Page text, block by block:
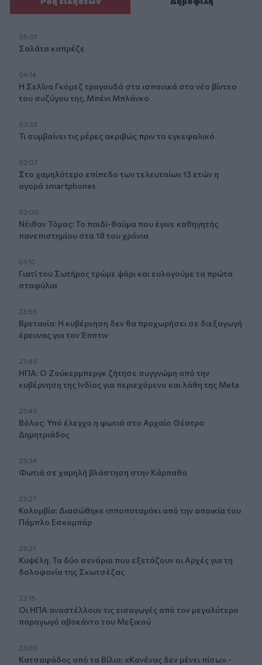
05:37
Σαλάτα καπρέζε
04:14
Η Σελίνα Γκόμεζ τραγουδά στα ισπανικά στο νέο βίντεο
του συζύγου της, Μπένι Μπλάνκο
03:33
Τι συμβαίνει τις μέρες ακριβώς πριν το εγκεφαλικό
02:07
Στο χαμηλότερο επίπεδο των τελευταίων 13 ετών η
αγορά smartphones
02:00
Νέιθαν Τόμας: Το παιδί-θαύμα που έγινε καθηγητής
πανεπιστημίου στα 18 του χρόνια
01:10
Γιατί του Σωτήρος τρώμε ψάρι και ευλογούμε τα πρώτα
σταφύλια
23:55
Βρετανία: Η κυβέρνηση δεν θα προχωρήσει σε διεξαγωγή
έρευνας για τον Έπστιν
23:49
ΗΠΑ: Ο Ζούκερμπεργκ ζήτησε συγγνώμη από την
κυβέρνηση της Ινδίας για περιεχόμενο και λάθη της Meta
23:40
Βόλος: Υπό έλεγχο η φωτιά στο Αρχαίο Θέατρο
Δημητριάδος
23:34
Φωτιά σε χαμηλή βλάστηση στην Κάρπαθο
23:27
Κολομβία: Διασώθηκε ιπποποταμάκι από την αποικία του
Πάμπλο Εσκομπάρ
23:21
Κυψέλη: Τα δύο σενάρια που εξετάζουν οι Αρχές για τη
δολοφονία της Σκωτσέζας
23:15
Οι ΗΠΑ αναστέλλουν τις εισαγωγές από τον μεγαλύτερο
παραγωγό αβοκάντο του Μεξικού
23:09
Κατσαφάδος από τα Βίλια: «Κανένας δεν μένει πίσω» -